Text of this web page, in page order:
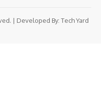
| Developed By: Tech Yard